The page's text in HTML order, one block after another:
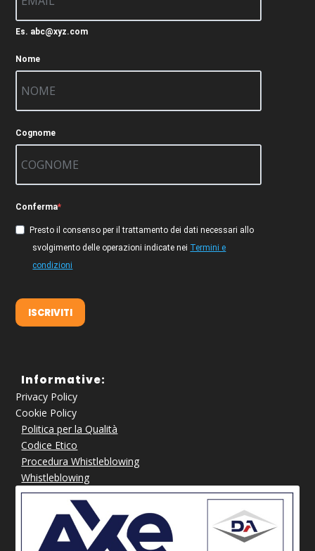
Es. abc@xyz.com
Nome
Cognome
Conferma
Presto il consenso per il trattamento dei dati necessari allo
svolgimento delle operazioni indicate nei Termini e
condizioni
ISCRIVITI
Informative:
Privacy Policy
Cookie Policy
Politica per la Qualità
Codice Etico
Procedura Whistleblowing
Whistleblowing